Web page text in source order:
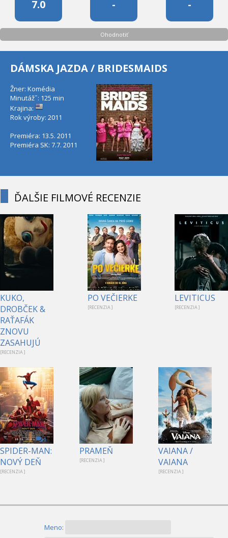
7.0 - -
Ohodnotiť
DÁMSKA JAZDA / BRIDESMAIDS
Žner: Komédia
Minutáž˝: 125 min
Krajina:
Rok výroby: 2011
Premiéra: 13.5. 2011
Premiéra SK: 7.7. 2011
ĎALŠIE FILMOVÉ RECENZIE
KUKO,
DROBČEK &
RAŤAFÁK
ZNOVU
ZASAHUJÚ
[RECENZIA ]
PO VEČIERKE
[RECENZIA ]
LEVITICUS
[RECENZIA ]
1
SPIDER-MAN:
NOVÝ DEŇ
[RECENZIA ]
PRAMEŇ
[RECENZIA ]
VAIANA /
VAIANA
[RECENZIA ]
Meno: